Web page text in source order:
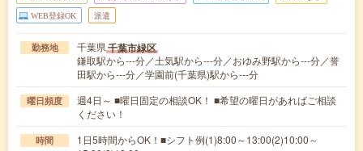
WEB登録OK 派遣
勤務地 千葉県千葉市緑区
鎌取駅から---分／土気駅から---分／おゆみ野駅から---分／誉
田駅から---分／学園前(千葉県)駅から---分
曜日頻度
週4日～ ■曜日固定の相談OK！ ■希望の曜日があればご相談
ください！
時間
1日5時間からOK！■シフト例(1)8:00～13:00(2)10:00～